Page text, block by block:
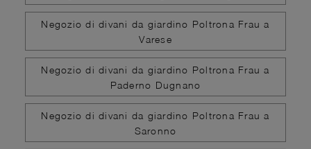
Negozio di divani da giardino Poltrona Frau a
Varese
Negozio di divani da giardino Poltrona Frau a
Paderno Dugnano
Negozio di divani da giardino Poltrona Frau a
Saronno